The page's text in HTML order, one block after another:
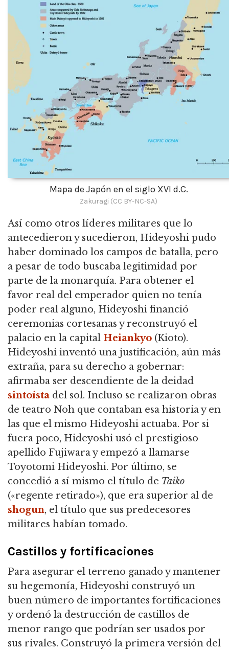
Mapa de Japón en el siglo XVI d.C.
Zakuragi (CC BY-NC-SA)
Así como otros líderes militares que lo
antecedieron y sucedieron, Hideyoshi pudo
haber dominado los campos de batalla, pero
a pesar de todo buscaba legitimidad por
parte de la monarquía. Para obtener el
favor real del emperador quien no tenía
poder real alguno, Hideyoshi financió
ceremonias cortesanas y reconstruyó el
palacio en la capital Heiankyo (Kioto).
Hideyoshi inventó una justificación, aún más
extraña, para su derecho a gobernar:
afirmaba ser descendiente de la deidad
sintoísta del sol. Incluso se realizaron obras
de teatro Noh que contaban esa historia y en
las que el mismo Hideyoshi actuaba. Por si
fuera poco, Hideyoshi usó el prestigioso
apellido Fujiwara y empezó a llamarse
Toyotomi Hideyoshi. Por último, se
concedió a sí mismo el título de Taiko
(«regente retirado»), que era superior al de
shogun, el título que sus predecesores
militares habían tomado.
Castillos y fortificaciones
Para asegurar el terreno ganado y mantener
su hegemonía, Hideyoshi construyó un
buen número de importantes fortificaciones
y ordenó la destrucción de castillos de
menor rango que podrían ser usados por
sus rivales. Construyó la primera versión del